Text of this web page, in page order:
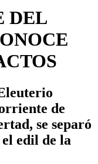
DEL
de
se separó
edil de la